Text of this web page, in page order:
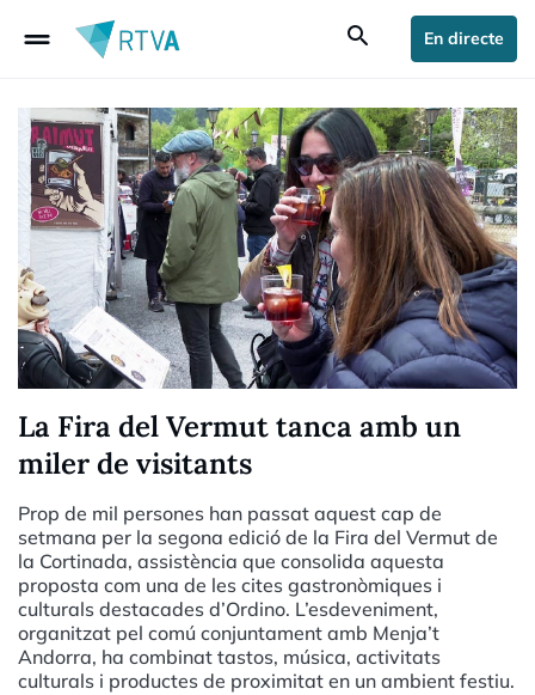
drag_handle search En directe
La Fira del Vermut tanca amb un
miler de visitants
Prop de mil persones han passat aquest cap de
setmana per la segona edició de la Fira del Vermut de
la Cortinada, assistència que consolida aquesta
proposta com una de les cites gastronòmiques i
culturals destacades d’Ordino. L’esdeveniment,
organitzat pel comú conjuntament amb Menja’t
Andorra, ha combinat tastos, música, activitats
culturals i productes de proximitat en un ambient festiu.